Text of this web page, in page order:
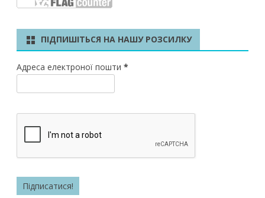
ПІДПИШІТЬСЯ НА НАШУ РОЗСИЛКУ
Адреса електроної пошти *